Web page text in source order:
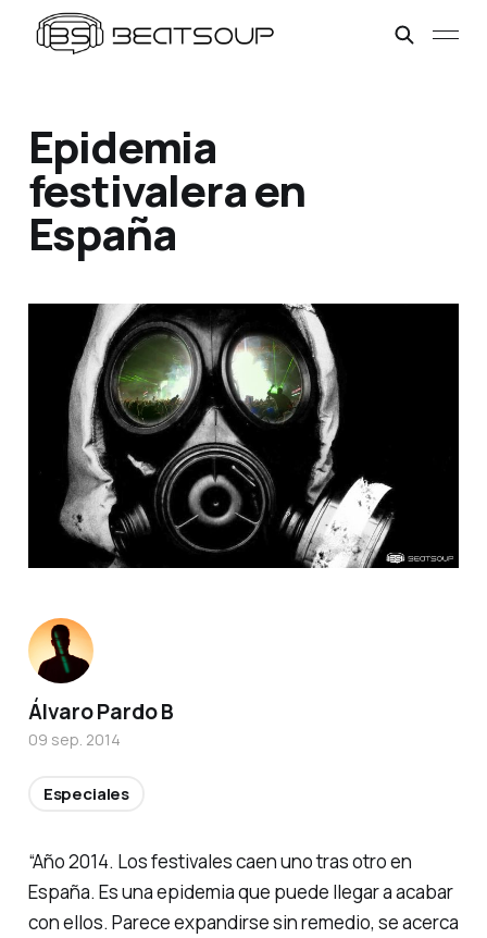
Epidemia
festivalera en
España
“Año 2014. Los festivales caen uno tras otro en
España. Es una epidemia que puede llegar a acabar
con ellos. Parece expandirse sin remedio, se acerca
Álvaro Pardo B
09 sep. 2014
Especiales